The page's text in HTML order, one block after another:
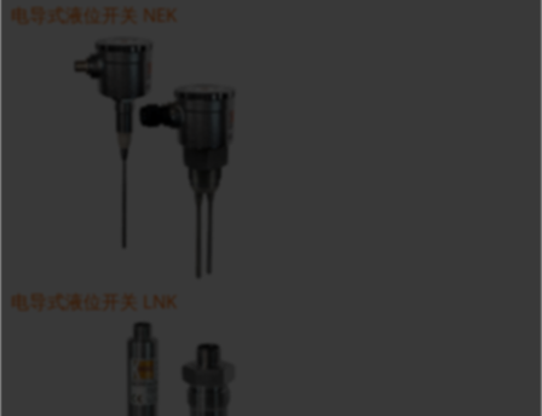
电导式液位开关 NEK
电导式液位开关 LNK